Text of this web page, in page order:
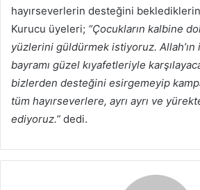
hayırseverlerin desteğini
Kurucu üyeleri; “Çocukların kalbine
yüzlerini güldürmek istiyoruz. Allah’ın
bayramı güzel kıyafetleriyle
bizlerden desteğini esirgemeyip
tüm hayırseverlere, ayrı ayrı ve
ediyoruz.” dedi.